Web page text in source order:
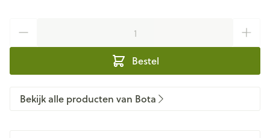
Bestel
Bekijk alle producten van Bota